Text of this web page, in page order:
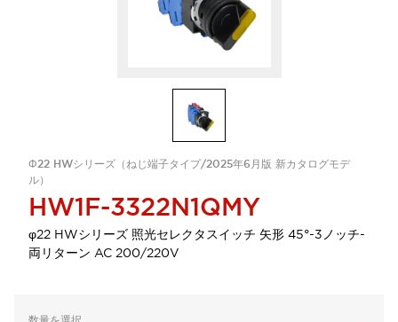
Φ22 HWシリーズ（ねじ端子タイプ/2025年6月版 新カタログモデ
ル）
HW1F-3322N1QMY
φ22 HWシリーズ 照光セレクタスイッチ 矢形 45°-3ノッチ-
両リターン AC 200/220V